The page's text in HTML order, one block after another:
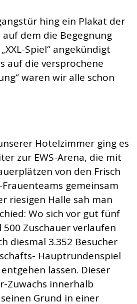
hing ein Plakat der
auf dem die Begegnung
Spiel“ angekündigt
auf die versprochene
waren wir alle schon
Hotelzimmer ging es
zur EWS-Arena, die mit
von den Frisch
gemeinsam
riesigen Halle sah man
Wo sich vor gut fünf
500 Zuschauer verlaufen
diesmal 3.352 Besucher
Hauptrundenspiel
lassen. Dieser
Zuwachs innerhalb
Grund in einer